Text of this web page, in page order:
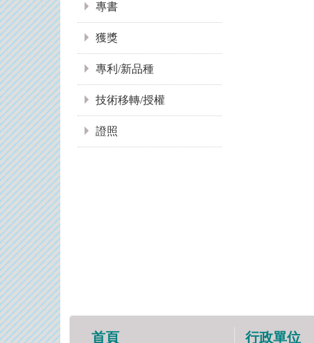
專書
獲獎
專利/新品種
技術移轉/授權
證照
首頁 行政單位